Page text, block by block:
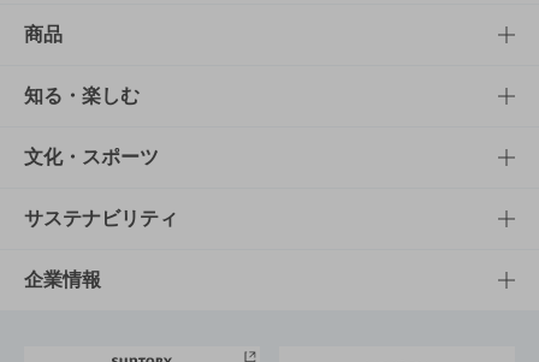
商品
商品TOP
商品一覧
商品発売情報
栄養成分一覧
知る・楽しむ
知る・楽しむTOP
キャンペーン
工場見学
文化・スポーツ
文化・スポーツTOP
サントリーホール
サステナビリティ
サステナビリティTOP
企業情報